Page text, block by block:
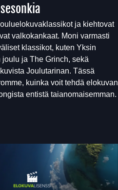
ja kiehtovat
valkokankaat. Moni varmasti
klassikot, kuten Yksin
joulu ja The Grinch, sekä
Joulutarinan. Tässä
kuinka voit tehdä elokuvan
entistä taianomaisemman.